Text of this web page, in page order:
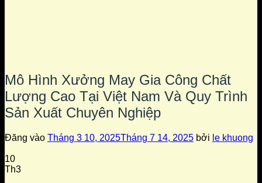
Mô Hình Xưởng May Gia Công Chất
Lượng Cao Tại Việt Nam Và Quy Trình
Sản Xuất Chuyên Nghiệp
Đăng vào Tháng 3 10, 2025Tháng 7 14, 2025 bởi le khuong
10
Th3